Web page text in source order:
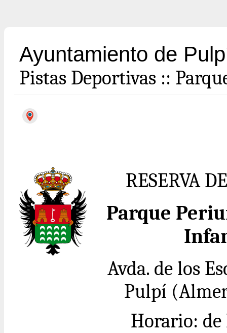
Ayuntamiento de
Pistas Deportivas ::
RESERVA
Parque
Avda. de los
Pulpí
Horario: de